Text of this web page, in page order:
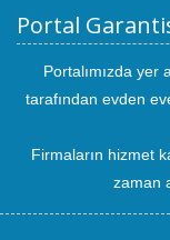
Portal
Portalımızda yer
tarafından evden
Firmaların hizmet
zaman